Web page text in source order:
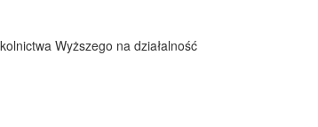
Wyższego na działalność